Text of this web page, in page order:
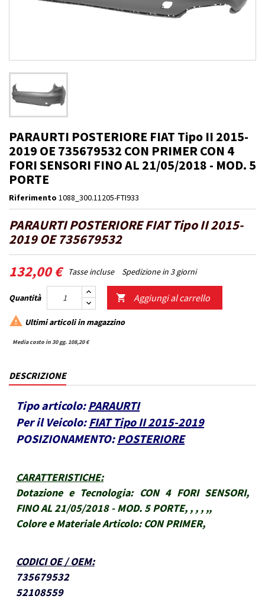
PARAURTI POSTERIORE FIAT Tipo II 2015-
2019 OE 735679532 CON PRIMER CON 4
FORI SENSORI FINO AL 21/05/2018 - MOD. 5
PORTE
Riferimento 1088_300.11205-FTI933
PARAURTI POSTERIORE FIAT Tipo II 2015-
2019 OE 735679532
132,00 € Tasse incluse Spedizione in 3 giorni
Quantità  Aggiungi al carrello
 Ultimi articoli in magazzino
Media costo in 30 gg. 108,20 €
DESCRIZIONE
Tipo articolo: PARAURTI
Per il Veicolo: FIAT Tipo II 2015-2019
POSIZIONAMENTO: POSTERIORE
CARATTERISTICHE:
Dotazione e Tecnologia: CON 4 FORI SENSORI,
FINO AL 21/05/2018 - MOD. 5 PORTE, , , , ,,
Colore e Materiale Articolo: CON PRIMER,
CODICI OE / OEM:
735679532
52108559